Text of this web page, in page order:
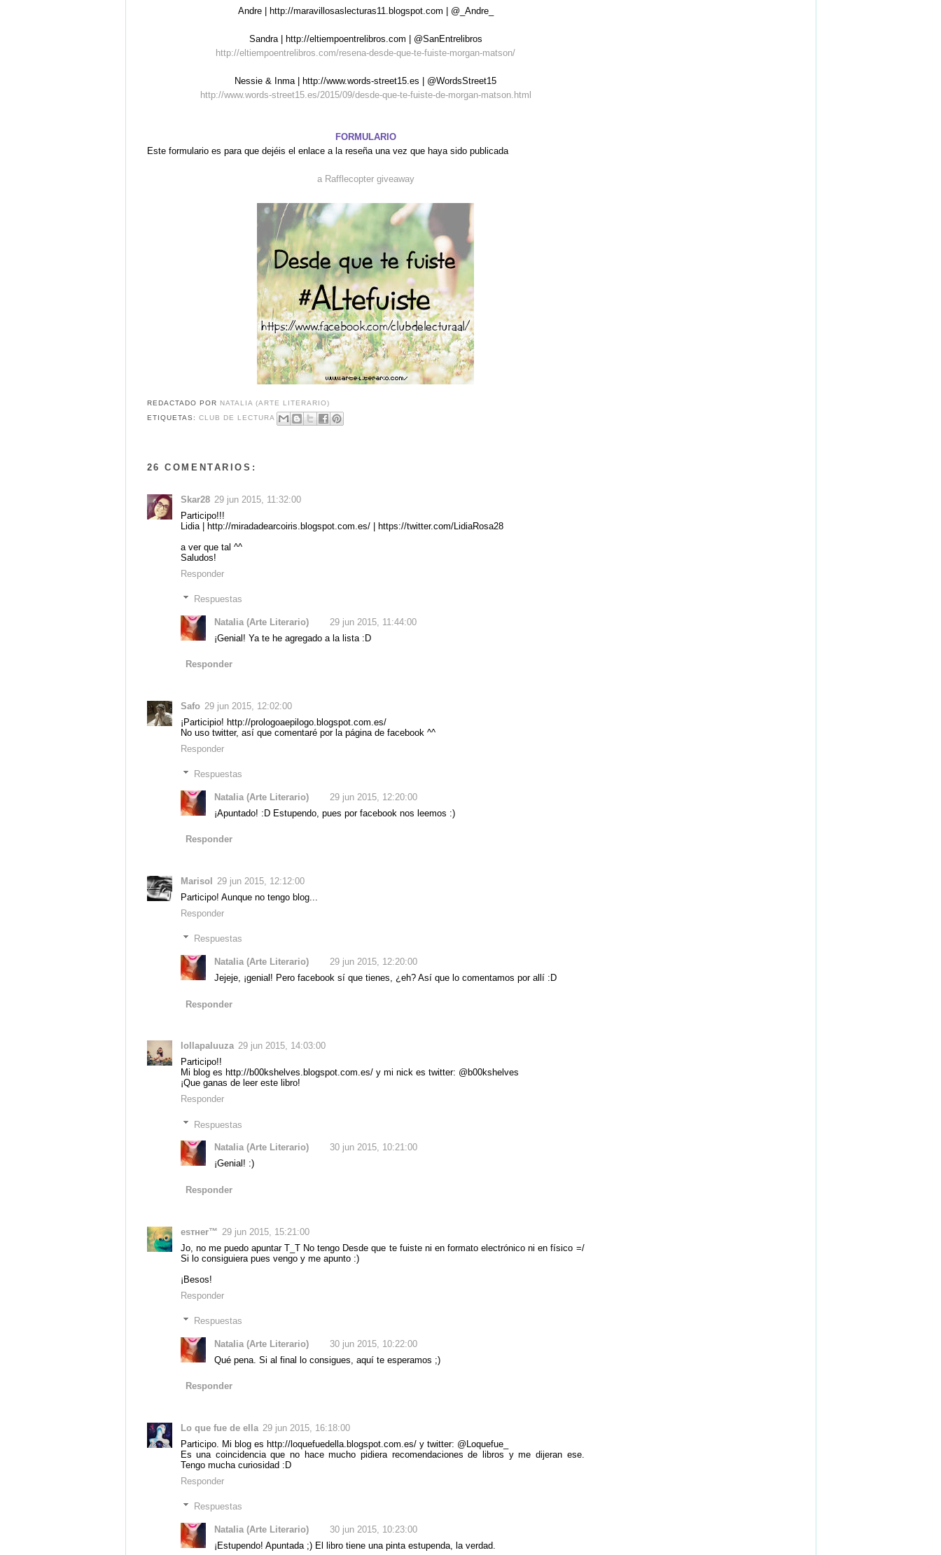
Andre | http://maravillosaslecturas11.blogspot.com | @_Andre_
Sandra | http://eltiempoentrelibros.com | @SanEntrelibros
http://eltiempoentrelibros.com/resena-desde-que-te-fuiste-morgan-matson/
Nessie & Inma | http://www.words-street15.es | @WordsStreet15
http://www.words-street15.es/2015/09/desde-que-te-fuiste-de-morgan-matson.html
FORMULARIO
Este formulario es para que dejéis el enlace a la reseña una vez que haya sido publicada
a Rafflecopter giveaway
REDACTADO POR NATALIA (ARTE LITERARIO)
ETIQUETAS: CLUB DE LECTURA
26 COMENTARIOS:
Skar28 29 jun 2015, 11:32:00
Participo!!!
Lidia | http://miradadearcoiris.blogspot.com.es/ | https://twitter.com/LidiaRosa28
a ver que tal ^^
Saludos!
Responder
Respuestas
Natalia (Arte Literario)
29 jun 2015, 11:44:00
¡Genial! Ya te he agregado a la lista :D
Responder
Safo 29 jun 2015, 12:02:00
¡Participio! http://prologoaepilogo.blogspot.com.es/
No uso twitter, así que comentaré por la página de facebook ^^
Responder
Respuestas
Natalia (Arte Literario)
29 jun 2015, 12:20:00
¡Apuntado! :D Estupendo, pues por facebook nos leemos :)
Responder
Marisol
29 jun 2015, 12:12:00
Participo! Aunque no tengo blog...
Responder
Respuestas
Natalia (Arte Literario)
29 jun 2015, 12:20:00
Jejeje, ¡genial! Pero facebook sí que tienes, ¿eh? Así que lo comentamos por allí :D
Responder
lollapaluuza 29 jun 2015, 14:03:00
Participo!!
Mi blog es http://b00kshelves.blogspot.com.es/ y mi nick es twitter: @b00kshelves
¡Que ganas de leer este libro!
Responder
Respuestas
Natalia (Arte Literario)
30 jun 2015, 10:21:00
¡Genial! :)
Responder
eѕтнer™ 29 jun 2015, 15:21:00
Jo, no me puedo apuntar T_T No tengo Desde que te fuiste ni en formato electrónico ni en físico =/
Si lo consiguiera pues vengo y me apunto :)
¡Besos!
Responder
Respuestas
Natalia (Arte Literario)
30 jun 2015, 10:22:00
Qué pena. Si al final lo consigues, aquí te esperamos ;)
Responder
Lo que fue de ella 29 jun 2015, 16:18:00
Participo. Mi blog es http://loquefuedella.blogspot.com.es/ y twitter: @Loquefue_
Es una coincidencia que no hace mucho pidiera recomendaciones de libros y me dijeran ese.
Tengo mucha curiosidad :D
Responder
Respuestas
Natalia (Arte Literario)
30 jun 2015, 10:23:00
¡Estupendo! Apuntada ;) El libro tiene una pinta estupenda, la verdad.